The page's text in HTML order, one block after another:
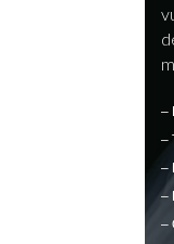
–
–
–
–
–